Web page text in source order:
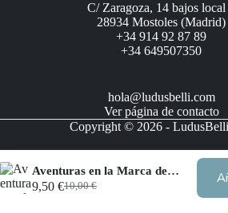
C/ Zaragoza, 14 bajos local
28934 Mostoles (Madrid)
+34 914 92 87 89
+34 649507350
hola@ludusbelli.com
Ver página de contacto
Copyright © 2026 -
Aventuras en la Marca del Este: El Lazareto de Robleda
10,00€
El
9,50 €
El